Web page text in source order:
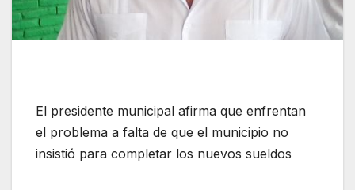
El presidente municipal afirma que enfrentan
el problema a falta de que el municipio no
insistió para completar los nuevos sueldos